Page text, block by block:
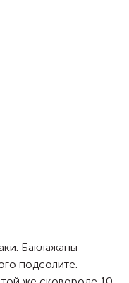
Баклажаны
подсолите.